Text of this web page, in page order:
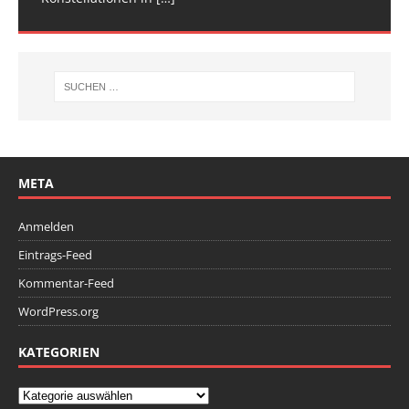
META
Anmelden
Eintrags-Feed
Kommentar-Feed
WordPress.org
KATEGORIEN